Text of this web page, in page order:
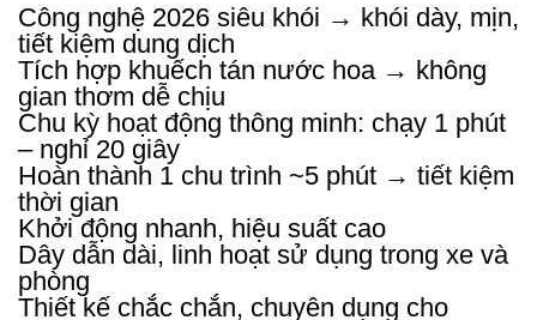
Công nghệ 2026 siêu khói → khói dày, mịn,
tiết kiệm dung dịch
Tích hợp khuếch tán nước hoa → không
gian thơm dễ chịu
Chu kỳ hoạt động thông minh: chạy 1 phút
– nghỉ 20 giây
Hoàn thành 1 chu trình ~5 phút → tiết kiệm
thời gian
Khởi động nhanh, hiệu suất cao
Dây dẫn dài, linh hoạt sử dụng trong xe và
phòng
Thiết kế chắc chắn, chuyên dụng cho